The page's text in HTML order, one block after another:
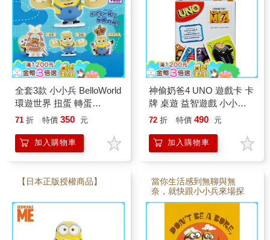
全套3款 小小兵 BelloWorld
環遊世界 扭蛋 轉蛋
minions 神偷奶爸
71 折 特價 350 元
加入購物車
神偷奶爸4 UNO 遊戲卡 卡
牌 桌遊 益智遊戲 小小兵
minions
72 折 特價 490 元
加入購物車
【日本正版授權商品】
當你生活感到無聊與無
奈，就快跟小小兵來場探
險。